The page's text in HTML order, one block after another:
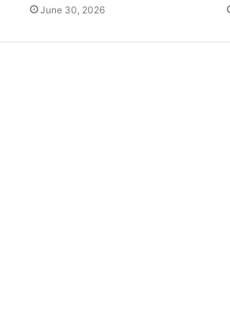
June 30, 2026